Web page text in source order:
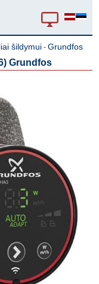
šildymui -Grundfos
Grundfos